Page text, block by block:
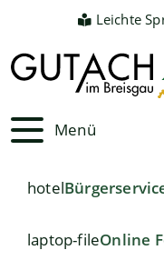
Leichte
Menü
hotel
laptop-fileOnline